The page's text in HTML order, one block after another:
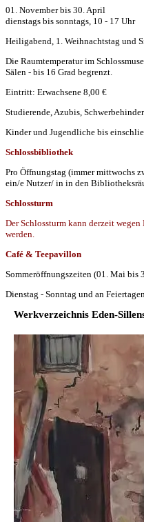
01. November bis 30. April
dienstags bis sonntags, 10 - 17 Uhr
Heiligabend, 1. Weihnachtstag und
Die Raumtemperatur im
Sälen - bis 16 Grad begrenzt.
Eintritt: Erwachsene 8,00 €
Studierende, Azubis,
Kinder und Jugendliche bis
Schlossbibliothek
Pro Öffnungstag (immer mittwochs
ein/e Nutzer/ in in den
Schlossturm
Der Schlossturm kann derzeit
werden.
Café & Teepavillon
Sommeröffnungszeiten (01. Mai bis
Dienstag - Sonntag und an
Werkverzeichnis Eden-